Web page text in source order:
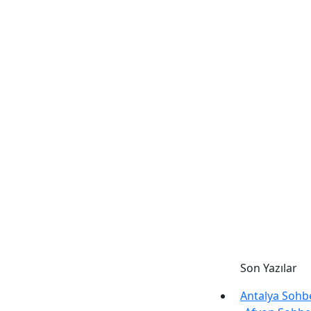
Son Yazılar
Antalya